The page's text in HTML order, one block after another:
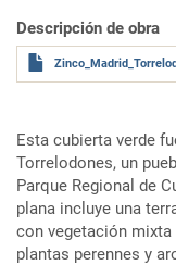
Descripción de obra
Esta cubierta verde
Torrelodones, un
Parque Regional de
plana incluye una
con vegetación
plantas perennes y